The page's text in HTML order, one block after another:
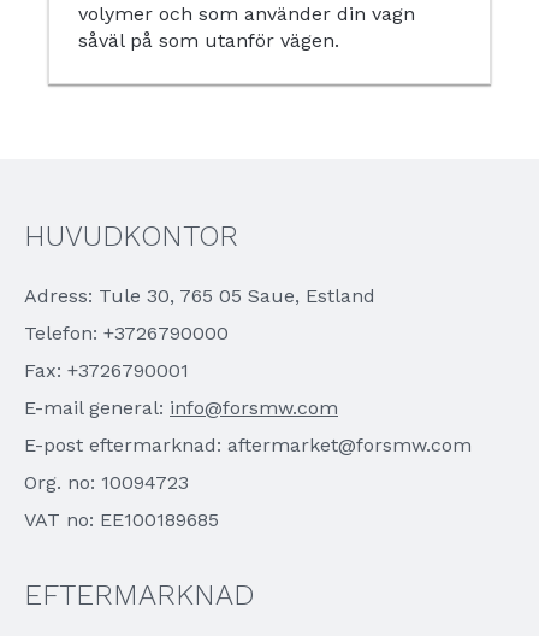
volymer och som använder din vagn
såväl på som utanför vägen.
HUVUDKONTOR
Adress: Tule 30, 765 05 Saue, Estland
Telefon: +3726790000
Fax: +3726790001
E-mail general: info@forsmw.com
E-post eftermarknad: aftermarket@forsmw.com
Org. no: 10094723
VAT no: EE100189685
EFTERMARKNAD